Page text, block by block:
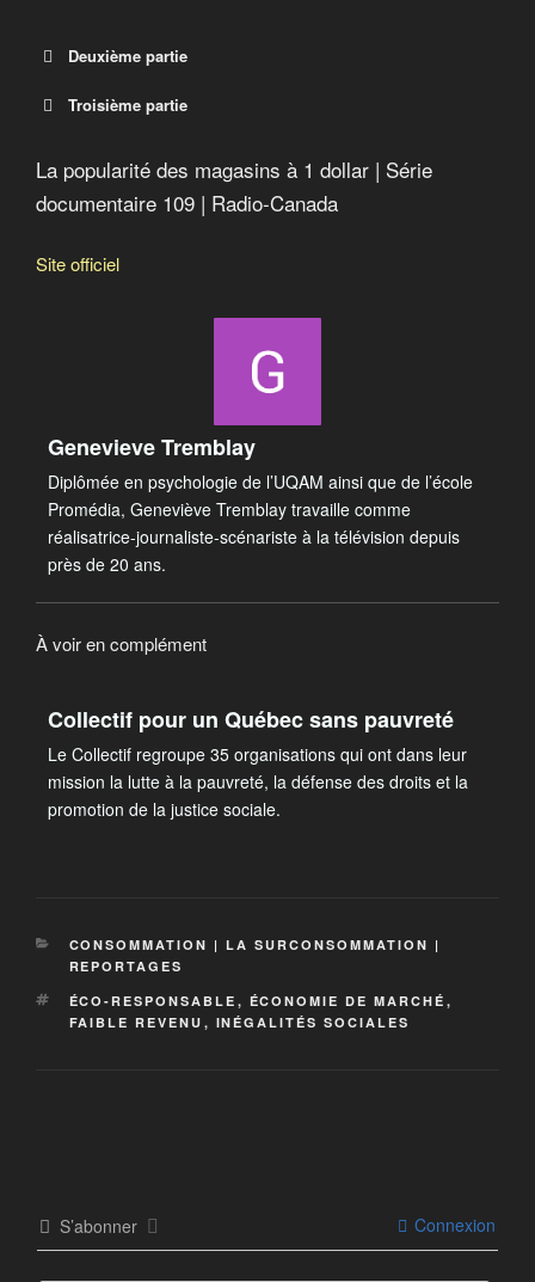
Deuxième partie
Troisième partie
La popularité des magasins à 1 dollar | Série
documentaire 109 | Radio-Canada
Site officiel
Genevieve Tremblay
Diplômée en psychologie de l’UQAM ainsi que de l’école
Promédia, Geneviève Tremblay travaille comme
réalisatrice-journaliste-scénariste à la télévision depuis
près de 20 ans.
À voir en complément
Collectif pour un Québec sans pauvreté
Le Collectif regroupe 35 organisations qui ont dans leur
mission la lutte à la pauvreté, la défense des droits et la
promotion de la justice sociale.
CONSOMMATION | LA SURCONSOMMATION |
REPORTAGES
ÉCO-RESPONSABLE , ÉCONOMIE DE MARCHÉ ,
FAIBLE REVENU , INÉGALITÉS SOCIALES
S’abonner Connexion